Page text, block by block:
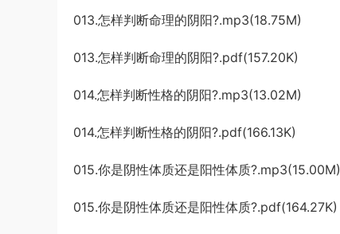
013.怎样判断命理的阴阳?.mp3(18.75M)
013.怎样判断命理的阴阳?.pdf(157.20K)
014.怎样判断性格的阴阳?.mp3(13.02M)
014.怎样判断性格的阴阳?.pdf(166.13K)
015.你是阴性体质还是阳性体质?.mp3(15.00M)
015.你是阴性体质还是阳性体质?.pdf(164.27K)